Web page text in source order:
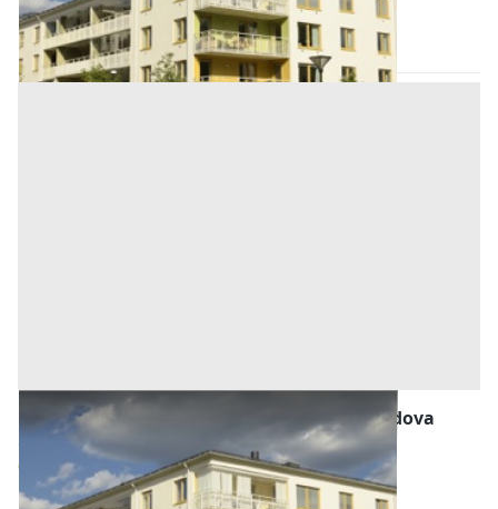
Codice asta:AI3623533
Asta chiusa
Abitazione di Tipo Economico all'asta a Padova
Bagnoli di Sopra (Padova)
Offerta minima
66.000 € 88.000 €